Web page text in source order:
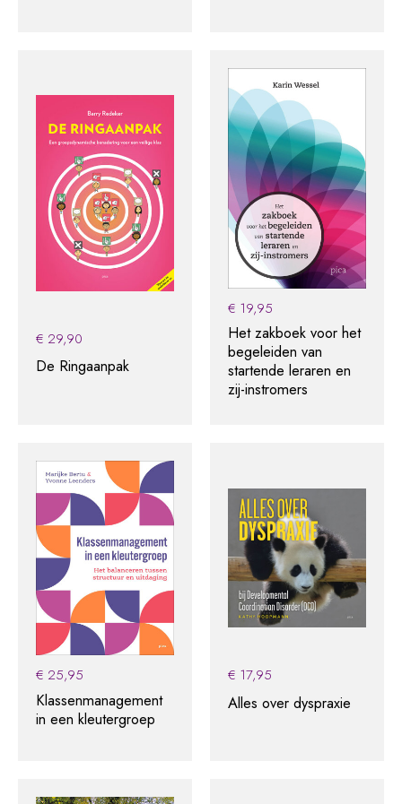
€ 29,90
De Ringaanpak
€ 19,95
Het zakboek voor het
begeleiden van
startende leraren en
zij-instromers
€ 25,95
Klassenmanagement
in een kleutergroep
€ 17,95
Alles over dyspraxie